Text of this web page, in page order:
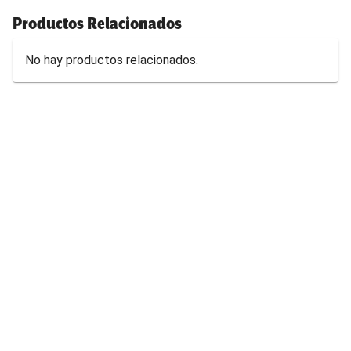
Productos Relacionados
No hay productos relacionados.